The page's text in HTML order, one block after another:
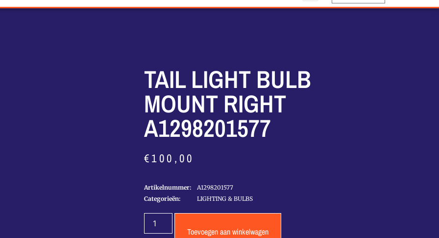
TAIL LIGHT BULB
MOUNT RIGHT
A1298201577
€100,00
Artikelnummer:
A1298201577
Categorieën:
LIGHTING & BULBS
Toevoegen aan winkelwagen